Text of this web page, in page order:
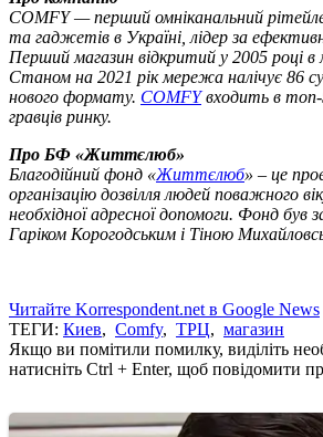
COMFY — перший омніканальний
та гаджетів в Україні, лідер за
Перший магазин відкритий у 2005 році в
Станом на 2021 рік мережа налічує 86
нового формату. COMFYвходить в топ-
гравців ринку.
Про БФ «Життєлюб»
Благодійний фонд «Життєлюб» – це
організацію дозвілля людей поважного
необхідної адресної допомоги. Фонд був
Гаріком Корогодським і Тіною
Читайте Korrespondent.net в Google News
ТЕГИ: Киев, Comfy, ТРЦ, магазин
Якщо ви помітили помилку, виділіть
натисніть Ctrl + Enter, щоб повідомити